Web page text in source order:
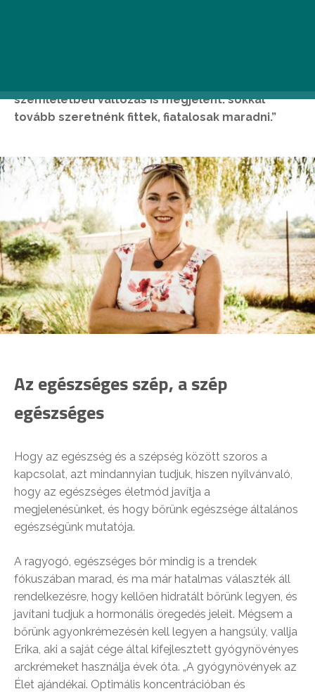
szemléletbeli változás is megjelent: sokkal
tovább szeretnénk fittek, fiatalosak maradni.”
Az egészséges szép, a szép
egészséges
Hogy az egészség és a szépség között szoros a
kapcsolat, azt mindannyian tudjuk, hiszen nyilvánvaló,
hogy az egészséges életmód javítja a
megjelenésünket, és hogy bőrünk egészsége általános
egészségünk mutatója.
A ragyogó, egészséges bőr mindig is a trendek
fókuszában marad, és ma már hatalmas választék áll
rendelkezésre, hogy kellően hidratált bőrünk legyen, és
javítani tudjuk a hormonális öregedés jeleit. Mégsem a
bőrünk agyonkrémezésén kell legyen a hangsúly, vallja
Erika, aki a saját cége által kifejlesztett gyógynövényes
arckrémeket használja évek óta. „A gyógynövények az
Élet ajándékai. Optimális koncentrációban és